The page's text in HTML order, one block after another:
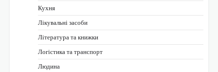
Кухня
Лікувальні засоби
Література та книжки
Логістика та транспорт
Людина